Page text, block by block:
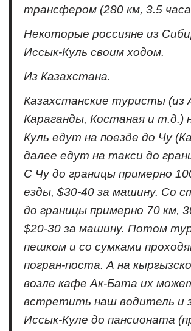
трансфером (280 км, 3.5
Некоторые россияне из
Иссык-Куль своим ходом.
Из Казахстана.
Казахстанские туристы (из
Караганды, Костаная и т.д.)
Куль едут на поезде до Чу
далее едут на такси до
С Чу до границы примерно
езды, $30-40 за машину. Со
до границы примерно 70 км,
$20-30 за машину. Потом
пешком и со сумками
погран-поста. А на
возле кафе Ак-Бата их
встретить наш водитель и
Иссык-Куле до пансионата